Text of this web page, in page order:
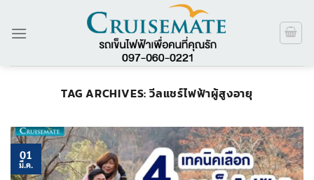
TAG ARCHIVES:วีลแชร์ไฟฟ้าผู้สูงอายุ
01
มี.ค.